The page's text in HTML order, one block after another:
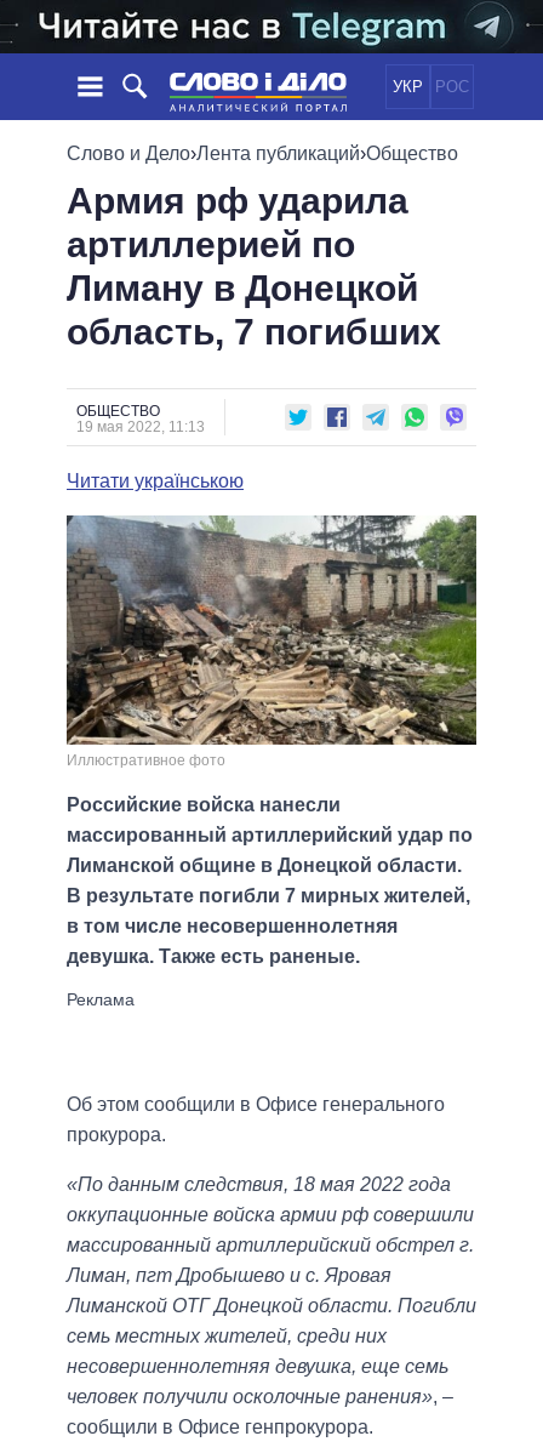
УКР РОС
НОВОСТИ
ЛЕНТА
СОБЫТИЯ
СТАТЬИ
МНЕНИЯ
ОБЗОРЫ
ДАЙДЖЕСТЫ
ПОЛИТИКА
ЭКОНОМИКА
ОБЩЕСТВО
ОБЕЩАНИЯ
ПОЛИТИКИ
ВСЕ ПОЛИТИКИ
ПРЕЗИДЕНТ И ОФИС
ВЕРХОВНАЯ РАДА
КАБИНЕТ МИНИСТРОВ
МЭРЫ
ВСЕ ПЕРСОНЫ
ИНФОГРАФИКА
ПОДДЕРЖАТЬ
СРАВНЕНИЕ ПОЛИТИКОВ
Слово и Дело›Лента публикаций›Общество
Армия рф ударила
артиллерией по
Лиману в Донецкой
область, 7 погибших
ОБЩЕСТВО
19 мая 2022, 11:13
Читати українською
Иллюстративное фото
Российские войска нанесли
массированный артиллерийский удар по
Лиманской общине в Донецкой области.
В результате погибли 7 мирных жителей,
в том числе несовершеннолетняя
девушка. Также есть раненые.
Об этом сообщили в Офисе генерального
прокурора.
«По данным следствия, 18 мая 2022 года
оккупационные войска армии рф совершили
массированный артиллерийский обстрел г.
Лиман, пгт Дробышево и с. Яровая
Лиманской ОТГ Донецкой области. Погибли
семь местных жителей, среди них
несовершеннолетняя девушка, еще семь
человек получили осколочные ранения», –
сообщили в Офисе генпрокурора.